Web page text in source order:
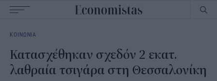
navigation
ΚΟΙΝΩΝΙΑ
Κατασχέθηκαν σχεδόν 2 εκατ.
λαθραία τσιγάρα στη Θεσσαλονίκη